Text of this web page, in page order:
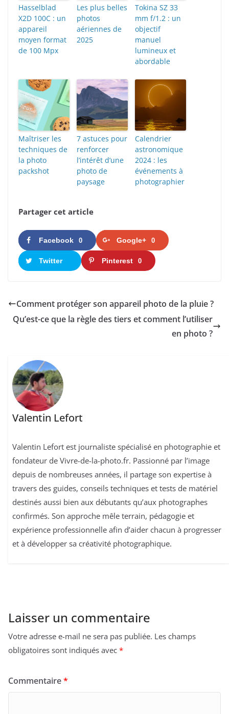
Hasselblad
X2D 100C : un
appareil
moyen format
de 100 Mpx
Les plus belles
photos
aériennes de
2025
Tokina SZ 33
mm f/1.2 : un
objectif
manuel
lumineux et
abordable
Maîtriser les
techniques de
la photo
packshot
7 astuces pour
renforcer
l’intérêt d’une
photo de
paysage
Calendrier
astronomique
2024 : les
événements à
photographier
Partager cet article
Facebook 0 Google+ 0
Twitter Pinterest 0
Comment protéger son appareil photo de la pluie ?
Qu’est-ce que la règle des tiers et comment l’utiliser
en photo ?
Valentin Lefort
Valentin Lefort est journaliste spécialisé en photographie et
fondateur de Vivre-de-la-photo.fr. Passionné par l’image
depuis de nombreuses années, il partage son expertise à
travers des guides, conseils techniques et tests de matériel
destinés aussi bien aux débutants qu’aux photographes
confirmés. Son approche mêle terrain, pédagogie et
expérience professionnelle afin d’aider chacun à progresser
et à développer sa créativité photographique.
Laisser un commentaire
Votre adresse e-mail ne sera pas publiée. Les champs
obligatoires sont indiqués avec *
Commentaire*